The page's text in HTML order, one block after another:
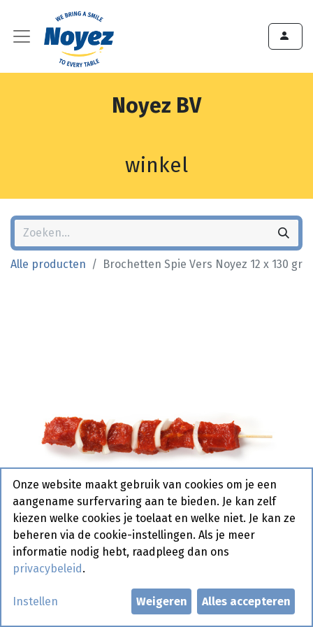
Noyez BV
winkel
Alle producten Brochetten Spie Vers Noyez 12 x 130 gr
Brochetten Spie Vers Noyez 12 x
130 gr
Onze website maakt gebruik van cookies om je een
aangename surfervaring aan te bieden. Je kan zelf
kiezen welke cookies je toelaat en welke niet. Je kan ze
beheren via de cookie-instellingen. Als je meer
informatie nodig hebt, raadpleeg dan ons
privacybeleid .
Instellen Weigeren Alles accepteren